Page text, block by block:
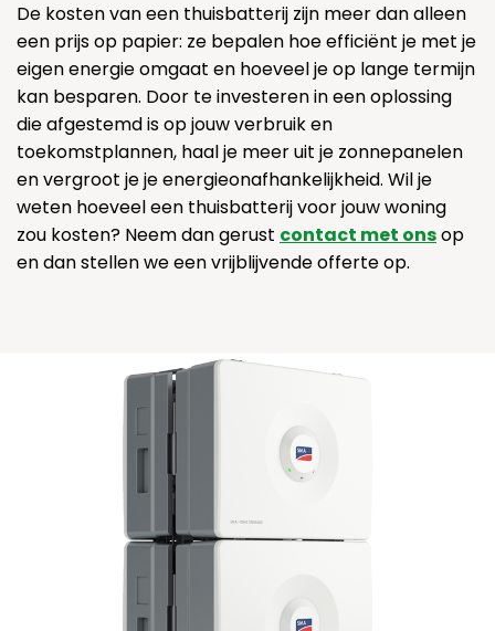
De kosten van een thuisbatterij zijn meer dan alleen
een prijs op papier: ze bepalen hoe efficiënt je met je
eigen energie omgaat en hoeveel je op lange termijn
kan besparen. Door te investeren in een oplossing
die afgestemd is op jouw verbruik en
toekomstplannen, haal je meer uit je zonnepanelen
en vergroot je je energieonafhankelijkheid. Wil je
weten hoeveel een thuisbatterij voor jouw woning
zou kosten? Neem dan gerust contact met onsop
en dan stellen we een vrijblijvende offerte op.